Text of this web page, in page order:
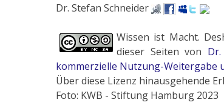
Dr. Stefan Schneider
Wissen ist Macht.
dieser Seiten von
kommerzielle Nutzung-Weitergabe
Über diese Lizenz hinausgehende
Foto: KWB - Stiftung Hamburg 2023